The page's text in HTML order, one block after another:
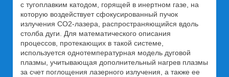
с тугоплавким катодом, горящей в инертном газе, на
которую воздействует сфокусированный пучок
излучения CO2-лазера, распространяющийся вдоль
столба дуги. Для математического описания
процессов, протекающих в такой системе,
используется однотемпературная модель дуговой
плазмы, учитывающая дополнительный нагрев плазмы
за счет поглощения лазерного излучения, а также ее